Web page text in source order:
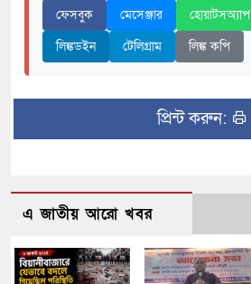
ফেসবুক মেসেঞ্জার হোয়াটসঅ্যাপ
লিঙ্কডইন
টেলিগ্রাম লিঙ্ক কপি
প্রিন্ট করুন:
এ জাতীয় আরো খবর